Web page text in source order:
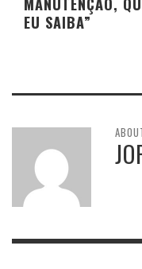
EU SAIBA”